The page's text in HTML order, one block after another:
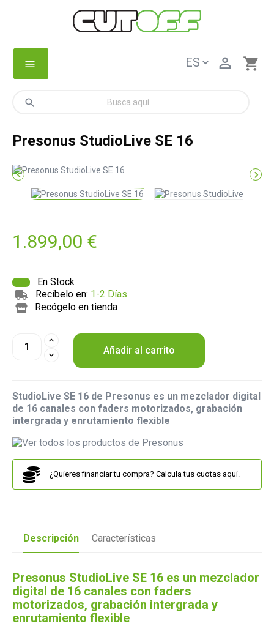
menu shopping_cart

search
Presonus StudioLive SE 16
 
1.899,00 €
En Stock
Recíbelo en: 1-2 Días
Recógelo en tienda
Añadir al carrito
StudioLive SE 16 de Presonus es un mezclador digital
de 16 canales con faders motorizados, grabación
intergrada y enrutamiento flexible
¿Quieres financiar tu compra? Calcula tus cuotas aquí.
Descripción Características
Presonus StudioLive SE 16 es un mezclador
digital de 16 canales con faders
motorizados, grabación intergrada y
enrutamiento flexible